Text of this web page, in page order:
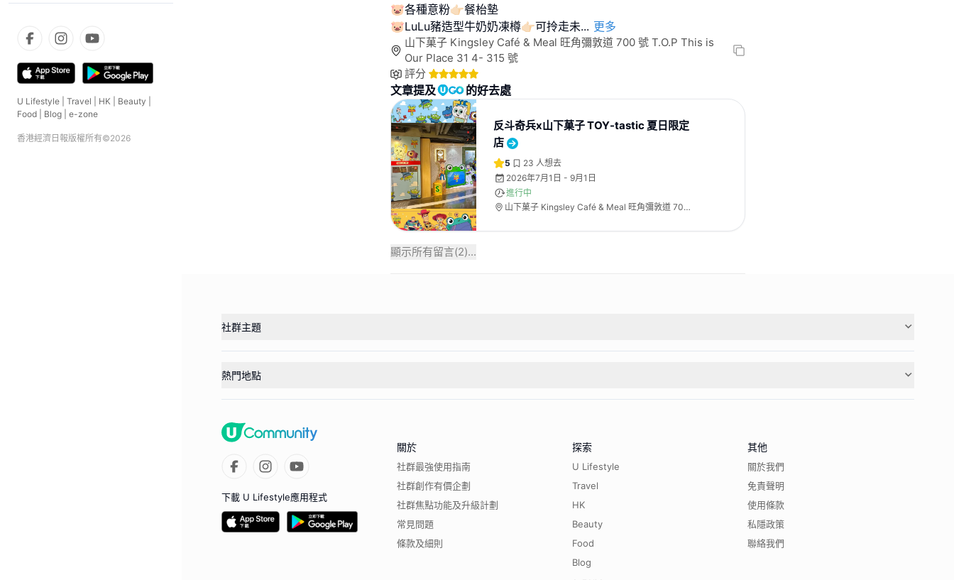
U Lifestyle Travel HK Beauty
Food
Blog e-zone
香港經濟日報版權所有©2026
🐷各種意粉👉🏻餐枱墊
🐷LuLu豬造型牛奶奶凍樽👉🏻可拎走未... 更多
山下菓子 Kingsley Café & Meal 旺角彌敦道 700 號 T.O.P This is
Our Place 31 4- 315 號
評分
文章提及 的好去處
反斗奇兵x山下菓子 TOY-tastic 夏日限定
店
5 23 人想去
2026年7月1日 - 9月1日
進行中
山下菓子 Kingsley Café & Meal 旺角彌敦道 700
顯示所有留言(2)...
社群主題
熱門地點
下載 U Lifestyle應用程式
關於
社群最強使用指南
社群創作有價企劃
社群焦點功能及升級計劃
常見問題
條款及細則
探索
U Lifestyle
Travel
HK
Beauty
Food
Blog
其他
關於我們
免責聲明
使用條款
私隱政策
聯絡我們